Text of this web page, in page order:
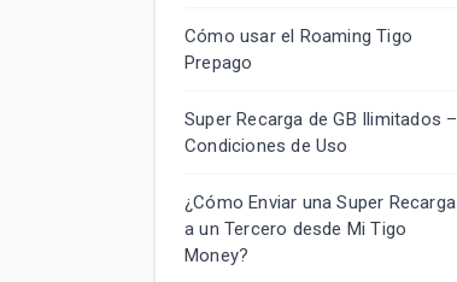
Cómo usar el Roaming Tigo
Prepago
Super Recarga de GB Ilimitados –
Condiciones de Uso
¿Cómo Enviar una Super Recarga
a un Tercero desde Mi Tigo
Money?